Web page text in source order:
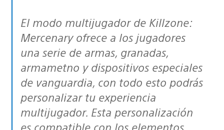
El modo multijugador de Killzone:
Mercenary ofrece a los jugadores
una serie de armas, granadas,
armametno y dispositivos especiales
de vanguardia, con todo esto podrás
personalizar tu experiencia
multijugador. Esta personalización
es compatible con los elementos